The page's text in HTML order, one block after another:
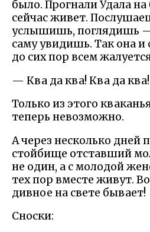
было. Прогнали Удала
сейчас живет.
услышишь, поглядишь
саму увидишь. Так она и
до сих пор всем
— Ква да ква! Ква да ква!
Только из этого
теперь невозможно.
А через несколько дней
стойбище отставший
не один, а с молодой
тех пор вместе живут.
дивное на свете бывает!
Сноски: